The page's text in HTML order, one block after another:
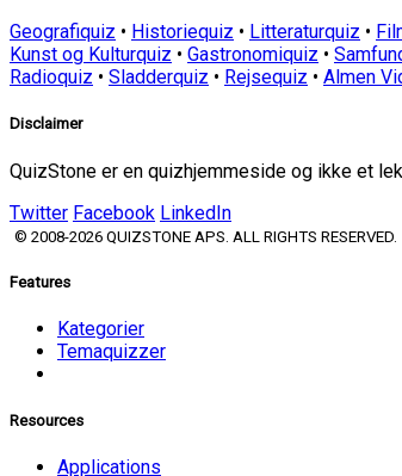
Geografiquiz • Historiequiz • Litteraturquiz •
Kunst og Kulturquiz • Gastronomiquiz •
Radioquiz • Sladderquiz • Rejsequiz • Almen
Disclaimer
QuizStone er en quizhjemmeside og ikke et
Twitter Facebook LinkedIn
© 2008-2026 QUIZSTONE APS. ALL RIGHTS RESERVED.
Features
Kategorier
Temaquizzer
Resources
Applications